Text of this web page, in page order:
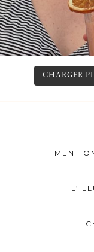
CHARGER